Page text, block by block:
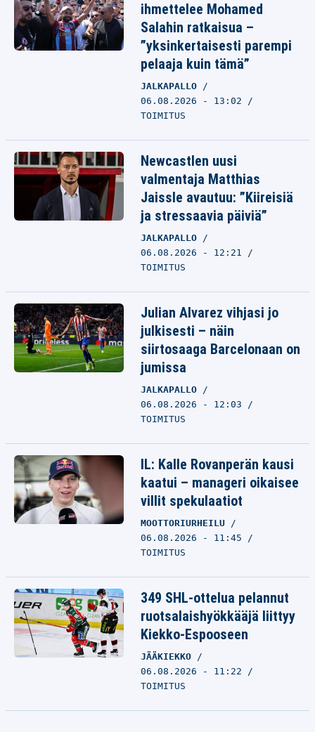
ihmettelee Mohamed
Salahin ratkaisua –
”yksinkertaisesti parempi
pelaaja kuin tämä”
JALKAPALLO
06.08.2026 - 13:02
TOIMITUS
Newcastlen uusi
valmentaja Matthias
Jaissle avautuu: ”Kiireisiä
ja stressaavia päiviä”
JALKAPALLO
06.08.2026 - 12:21
TOIMITUS
Julian Alvarez vihjasi jo
julkisesti – näin
siirtosaaga Barcelonaan on
jumissa
JALKAPALLO
06.08.2026 - 12:03
TOIMITUS
IL: Kalle Rovanperän kausi
kaatui – manageri oikaisee
villit spekulaatiot
MOOTTORIURHEILU
06.08.2026 - 11:45
TOIMITUS
349 SHL-ottelua pelannut
ruotsalaishyökkääjä liittyy
Kiekko-Espooseen
JÄÄKIEKKO
06.08.2026 - 11:22
TOIMITUS